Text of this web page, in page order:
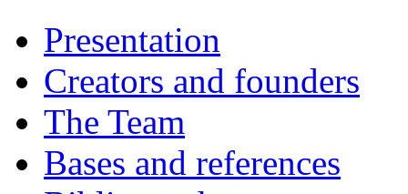
Presentation
Creators and founders
The Team
Bases and references